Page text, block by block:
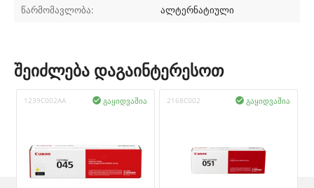
წარმომავლობა:
ალტერნატიული
შეიძლება დაგაინტერესოთ
1239C002AA გაყიდვაშია
 2168C002 გაყიდვაშია
